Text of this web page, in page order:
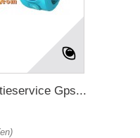
Gps...